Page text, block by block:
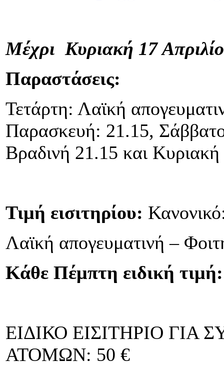
Μέχρι Κυριακή 17
Παραστάσεις:
Τετάρτη: Λαϊκή
Παρασκευή: 21.15,
Βραδινή 21.15 και
Τιμή εισιτηρίου:
Λαϊκή απογευματινή –
Κάθε Πέμπτη ειδική
ΕΙΔΙΚΟ ΕΙΣΙΤΗΡΙΟ ΓΙΑ
ΑΤΟΜΩΝ: 50 €